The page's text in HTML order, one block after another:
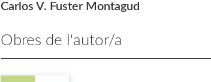
Carlos V. Fuster Montagud
Obres de l'autor/a